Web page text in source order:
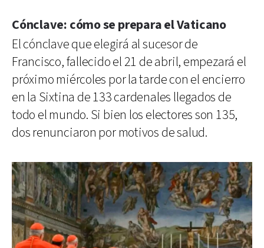
Cónclave: cómo se prepara el Vaticano
El cónclave que elegirá al sucesor de
Francisco, fallecido el 21 de abril, empezará el
próximo miércoles por la tarde con el encierro
en la Sixtina de 133 cardenales llegados de
todo el mundo. Si bien los electores son 135,
dos renunciaron por motivos de salud.